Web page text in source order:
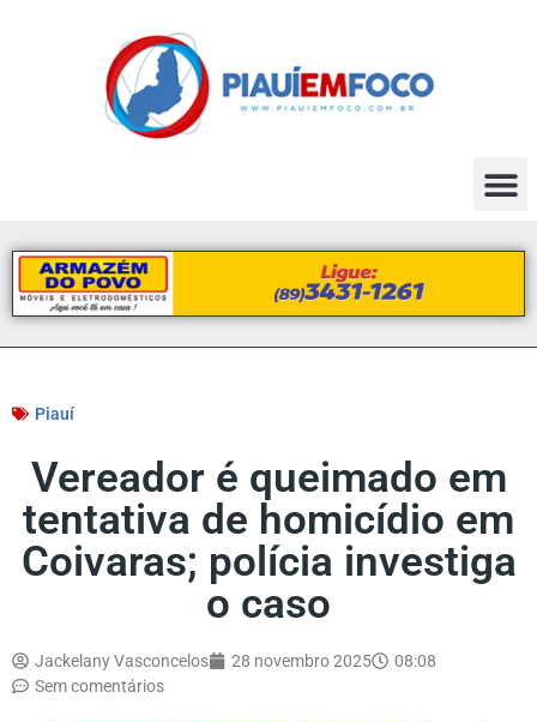
Piauí
Vereador é queimado em
tentativa de homicídio em
Coivaras; polícia investiga
o caso
Jackelany Vasconcelos 28 novembro 2025
08:08
Sem comentários